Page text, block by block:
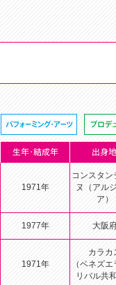
1971年
コンスタン
ヌ（アル
ア）
1977年 大阪
1971年
カラカ
（ベネズ
リバル共和